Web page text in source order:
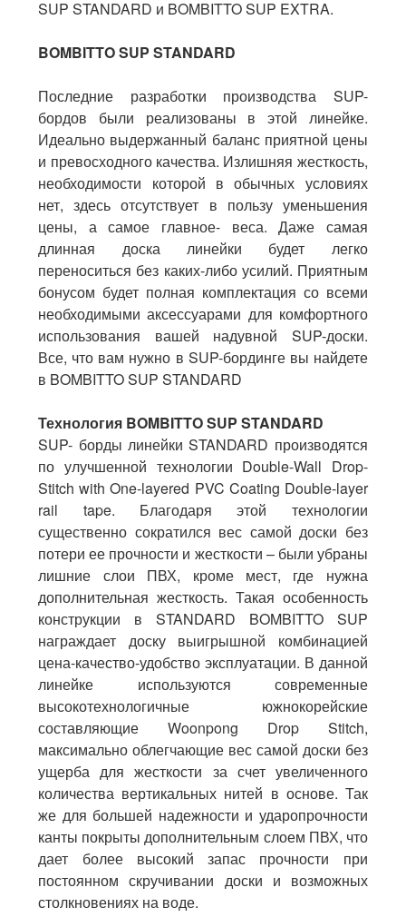
SUP STANDARD и BOMBITTO SUP EXTRA.
BOMBITTO SUP STANDARD
Последние разработки производства SUP-
бордов были реализованы в этой линейке.
Идеально выдержанный баланс приятной цены
и превосходного качества. Излишняя жесткость,
необходимости которой в обычных условиях
нет, здесь отсутствует в пользу уменьшения
цены, а самое главное- веса. Даже самая
длинная доска линейки будет легко
переноситься без каких-либо усилий. Приятным
бонусом будет полная комплектация со всеми
необходимыми аксессуарами для комфортного
использования вашей надувной SUP-доски.
Все, что вам нужно в SUP-бординге вы найдете
в BOMBITTO SUP STANDARD
Технология BOMBITTO SUP STANDARD
SUP- борды линейки STANDARD производятся
по улучшенной технологии Double-Wall Drop-
Stitch with One-layered PVC Coating Double-layer
rail tape. Благодаря этой технологии
существенно сократился вес самой доски без
потери ее прочности и жесткости – были убраны
лишние слои ПВХ, кроме мест, где нужна
дополнительная жесткость. Такая особенность
конструкции в STANDARD BOMBITTO SUP
награждает доску выигрышной комбинацией
цена-качество-удобство эксплуатации. В данной
линейке используются современные
высокотехнологичные южнокорейские
составляющие Woonpong Drop Stitch,
максимально облегчающие вес самой доски без
ущерба для жесткости за счет увеличенного
количества вертикальных нитей в основе. Так
же для большей надежности и ударопрочности
канты покрыты дополнительным слоем ПВХ, что
дает более высокий запас прочности при
постоянном скручивании доски и возможных
столкновениях на воде.